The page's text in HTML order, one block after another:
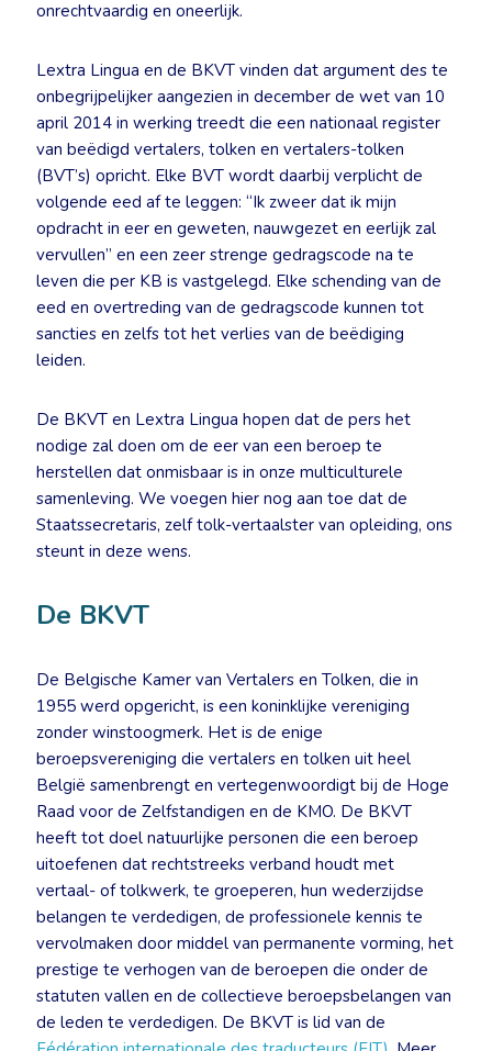
onrechtvaardig en oneerlijk.
Lextra Lingua en de BKVT vinden dat argument des te
onbegrijpelijker aangezien in december de wet van 10
april 2014 in werking treedt die een nationaal register
van beëdigd vertalers, tolken en vertalers-tolken
(BVT’s) opricht. Elke BVT wordt daarbij verplicht de
volgende eed af te leggen: “Ik zweer dat ik mijn
opdracht in eer en geweten, nauwgezet en eerlijk zal
vervullen” en een zeer strenge gedragscode na te
leven die per KB is vastgelegd. Elke schending van de
eed en overtreding van de gedragscode kunnen tot
sancties en zelfs tot het verlies van de beëdiging
leiden.
De BKVT en Lextra Lingua hopen dat de pers het
nodige zal doen om de eer van een beroep te
herstellen dat onmisbaar is in onze multiculturele
samenleving. We voegen hier nog aan toe dat de
Staatssecretaris, zelf tolk-vertaalster van opleiding, ons
steunt in deze wens.
De BKVT
De Belgische Kamer van Vertalers en Tolken, die in
1955 werd opgericht, is een koninklijke vereniging
zonder winstoogmerk. Het is de enige
beroepsvereniging die vertalers en tolken uit heel
België samenbrengt en vertegenwoordigt bij de Hoge
Raad voor de Zelfstandigen en de KMO. De BKVT
heeft tot doel natuurlijke personen die een beroep
uitoefenen dat rechtstreeks verband houdt met
vertaal- of tolkwerk, te groeperen, hun wederzijdse
belangen te verdedigen, de professionele kennis te
vervolmaken door middel van permanente vorming, het
prestige te verhogen van de beroepen die onder de
statuten vallen en de collectieve beroepsbelangen van
de leden te verdedigen. De BKVT is lid van de